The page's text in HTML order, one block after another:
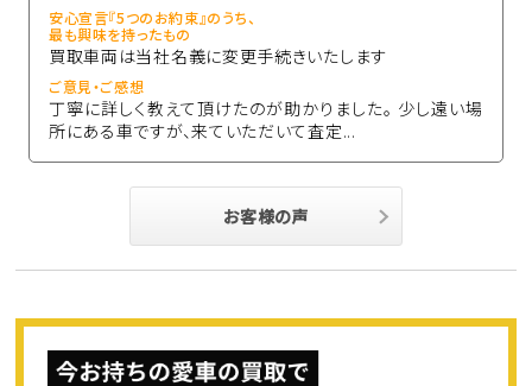
安心宣言『5つのお約束』のうち、
最も興味を持ったもの
買取車両は当社名義に変更手続きいたします
ご意見・ご感想
丁寧に詳しく教えて頂けたのが助かりました。 少し遠い場
所にある車ですが、来ていただいて査定...
お客様の声